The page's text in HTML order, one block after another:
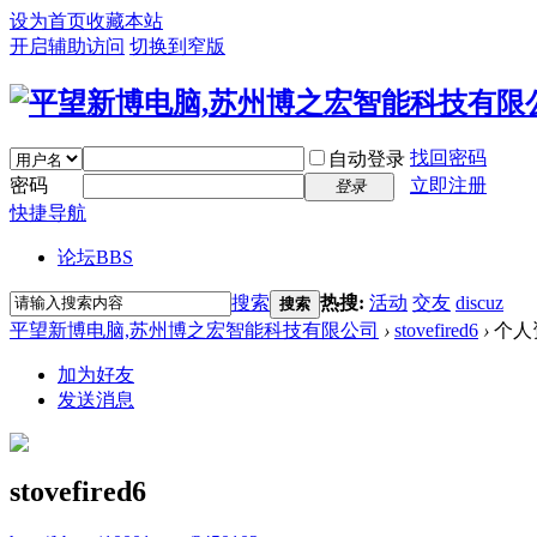
设为首页收藏本站
开启辅助访问 切换到窄版
自动登录 找回密码
密码
登录
立即注册
快捷导航
论坛BBS
搜索 搜索 热搜: 活动 交友 discuz
平望新博电脑,苏州博之宏智能科技有限公司 › stovefired6 › 个人
加为好友
发送消息
stovefired6